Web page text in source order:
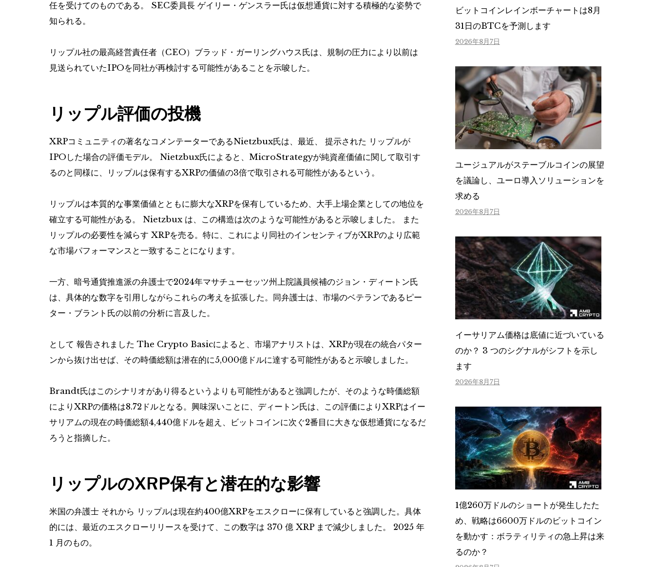
任を受けてのものである。 SEC委員長 ゲイリー・ゲンスラー氏は仮想通貨に対する積極的な姿勢で
知られる。
リップル社の最高経営責任者（CEO）ブラッド・ガーリングハウス氏は、規制の圧力により以前は
見送られていたIPOを同社が再検討する可能性があることを示唆した。
リップル評価の投機
XRPコミュニティの著名なコメンテーターであるNietzbux氏は、最近、 提示された リップルが
IPOした場合の評価モデル。 Nietzbux氏によると、MicroStrategyが純資産価値に関して取引す
るのと同様に、リップルは保有するXRPの価値の3倍で取引される可能性があるという。
リップルは本質的な事業価値とともに膨大なXRPを保有しているため、大手上場企業としての地位を
確立する可能性がある。 Nietzbux は、この構造は次のような可能性があると示唆しました。
また
リップルの必要性を減らす XRPを売る。特に、これにより同社のインセンティブがXRPのより広範
な市場パフォーマンスと一致することになります。
一方、暗号通貨推進派の弁護士で2024年マサチューセッツ州上院議員候補のジョン・ディートン氏
は、具体的な数字を引用しながらこれらの考えを拡張した。同弁護士は、市場のベテランであるピー
ター・ブラント氏の以前の分析に言及した。
として 報告されました The Crypto Basicによると、市場アナリストは、XRPが現在の統合パター
ンから抜け出せば、その時価総額は潜在的に5,000億ドルに達する可能性があると示唆しました。
Brandt氏はこのシナリオがあり得るというよりも可能性があると強調したが、そのような時価総額
によりXRPの価格は8.72ドルとなる。興味深いことに、ディートン氏は、この評価によりXRPはイー
サリアムの現在の時価総額4,440億ドルを超え、ビットコインに次ぐ2番目に大きな仮想通貨になるだ
ろうと指摘した。
リップルのXRP保有と潜在的な影響
米国の弁護士 それから リップルは現在約400億XRPをエスクローに保有していると強調した。具体
的には、最近のエスクローリリースを受けて、この数字は 370 億 XRP まで減少しました。 2025 年
1 月のもの。
ビットコインレインボーチャートは8月
31日のBTCを予測します
2026年8月7日
ユージュアルがステーブルコインの展望
を議論し、ユーロ導入ソリューションを
求める
2026年8月7日
イーサリアム価格は底値に近づいている
のか？ 3 つのシグナルがシフトを示し
ます
2026年8月7日
1億260万ドルのショートが発生したた
め、戦略は6600万ドルのビットコイン
を動かす：ボラティリティの急上昇は来
るのか？